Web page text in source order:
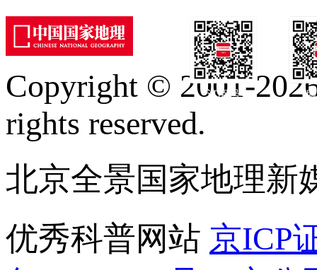
订阅号
Copyright © 2001-
rights reserved.
北京全景国家地理新
优秀科普网站 京ICP